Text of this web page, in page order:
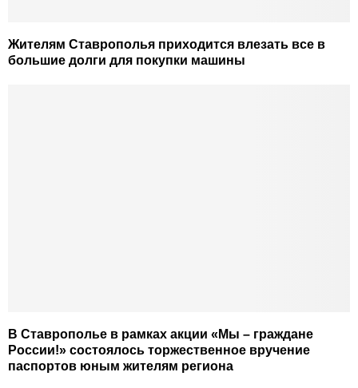
Жителям Ставрополья приходится влезать все в
большие долги для покупки машины
В Ставрополье в рамках акции «Мы – граждане
России!» состоялось торжественное вручение
паспортов юным жителям региона